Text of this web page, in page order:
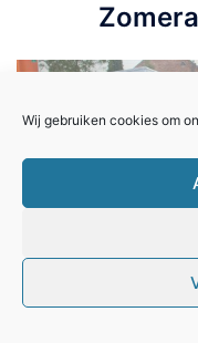
Wij gebruiken cookies om